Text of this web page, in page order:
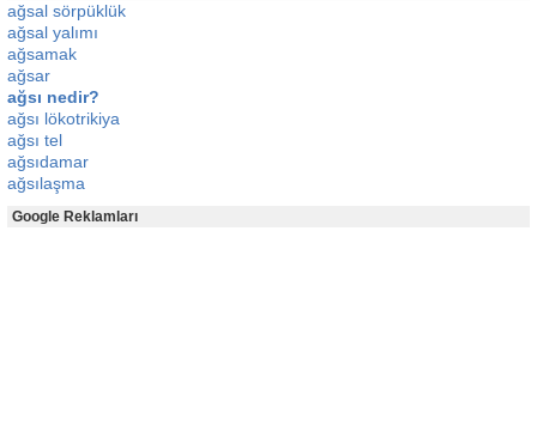
ağsal sörpüklük
ağsal yalımı
ağsamak
ağsar
ağsı nedir?
ağsı lökotrikiya
ağsı tel
ağsıdamar
ağsılaşma
Google Reklamları